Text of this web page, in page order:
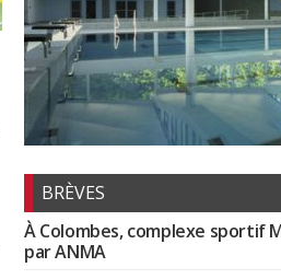
BRÈVES
À Colombes, complexe sportif
par ANMA